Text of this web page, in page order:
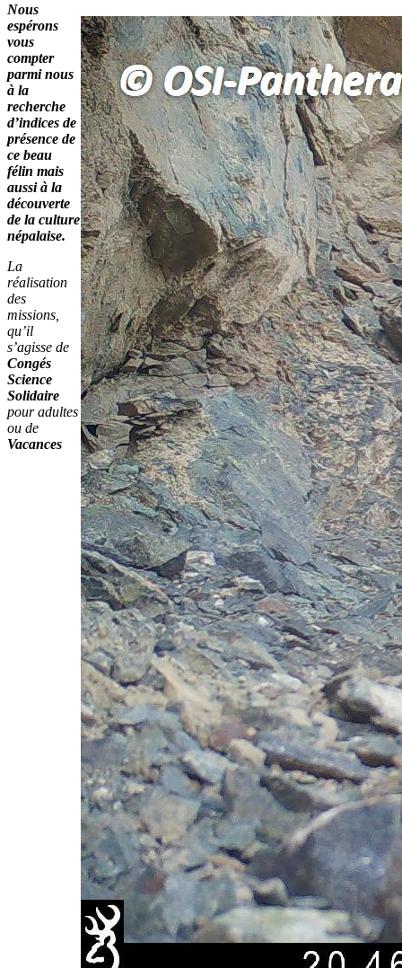
Nous
espérons
vous
compter
parmi nous
à la
recherche
d’indices de
présence de
ce beau
félin mais
aussi à la
découverte
de la culture
népalaise.
La
réalisation
des
missions,
qu’il
s’agisse de
Congés
Science
Solidaire
pour adultes
ou de
Vacances